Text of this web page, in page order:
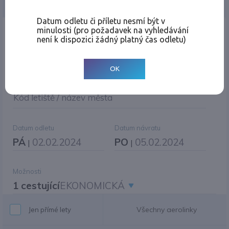
Místo odletu
Kód letiště / název města
Datum odletu
PÁ | 02.02.2024
Datum návratu
PO | 05.02.2024
Možnosti
1 cestujícíEKONOMICKÁ
Jen přímé lety Všechny aerolinky
Datum odletu či příletu nesmí být v
minulosti (pro požadavek na vyhledávání
není k dispozici žádný platný čas odletu)
OK